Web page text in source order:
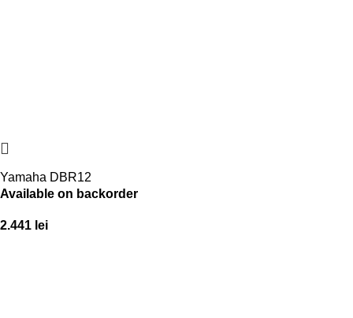
Yamaha DBR12
Available on backorder
2.441 lei